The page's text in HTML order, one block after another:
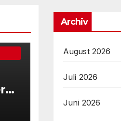
Archiv
August 2026
Juli 2026
Juni 2026